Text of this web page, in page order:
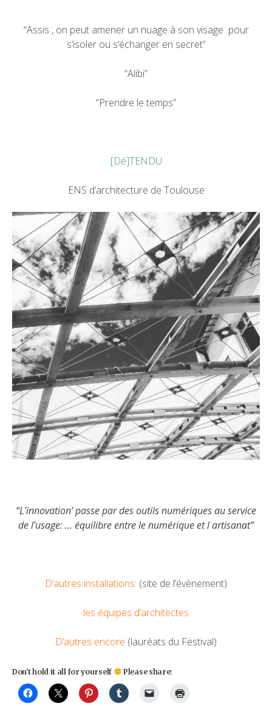
“Assis , on peut amener un nuage à son visage pour
s’isoler ou s’échanger en secret”
“Alibi”
“Prendre le temps”
[Dé]TENDU
ENS d’architecture de Toulouse
“L’innovation’ passe par des outils numériques au service
de l’usage: … équilibre entre le numérique et l artisanat”
D’autres installations: (site de l’évènement)
les équipes d’architectes
D’autres encore (lauréats du Festival)
Don't hold it all for yourself Please share: